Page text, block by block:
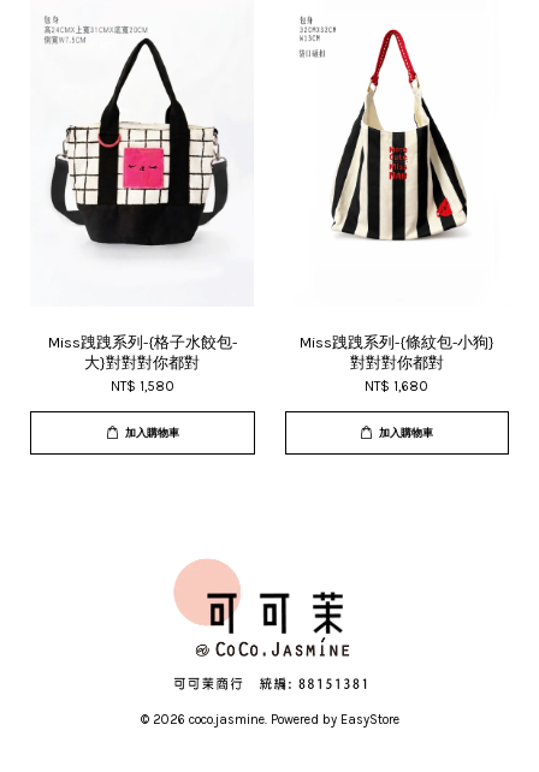
Miss跩跩系列-{格子水餃包-
大}對對對你都對
NT$ 1,580
加入購物車
Miss跩跩系列-{條紋包-小狗}
對對對你都對
NT$ 1,680
加入購物車
© 2026 coco.jasmine. Powered by EasyStore